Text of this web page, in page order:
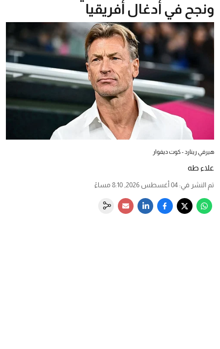
ونجح في أدغال أفريقيا
هيرفي رينارد - كوت ديفوار
علاء طه
تم النشر في: 04 أغسطس 2026, 8:10 مساءً